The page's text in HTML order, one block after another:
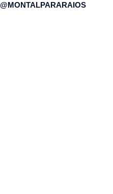
@MONTALPARARAIOS